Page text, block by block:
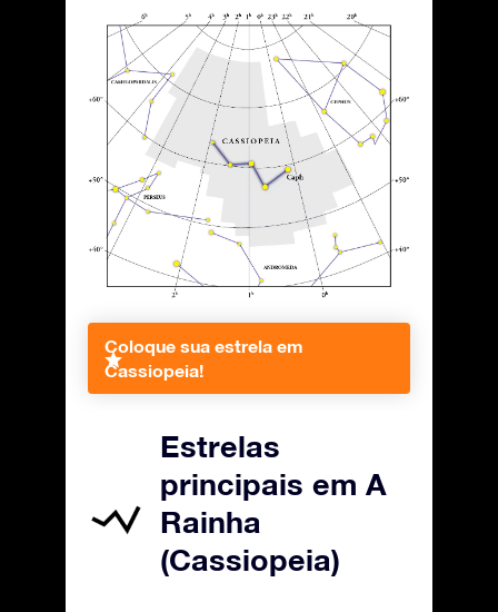
Coloque sua estrela em
Cassiopeia!
Estrelas
principais em A
Rainha
(Cassiopeia)